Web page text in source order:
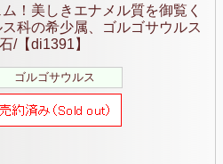
！美しきエナメル質を御覧く
科の希少属、ゴルゴサウルス
/【di1391】
ゴルゴサウルス